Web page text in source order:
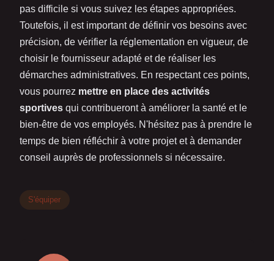
pas difficile si vous suivez les étapes appropriées.
Toutefois, il est important de définir vos besoins avec
précision, de vérifier la réglementation en vigueur, de
choisir le fournisseur adapté et de réaliser les
démarches administratives. En respectant ces points,
vous pourrez mettre en place des activités
sportives qui contribueront à améliorer la santé et le
bien-être de vos employés. N'hésitez pas à prendre le
temps de bien réfléchir à votre projet et à demander
conseil auprès de professionnels si nécessaire.
S'équiper